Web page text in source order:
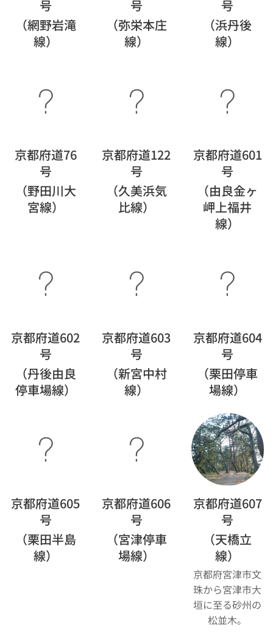
号
（網野岩滝
線）
号
（弥栄本庄
線）
号
（浜丹後
線）
京都府道76
号
（野田川大
宮線）
京都府道122
号
（久美浜気
比線）
京都府道601
号
（由良金ヶ
岬上福井
線）
京都府道602
号
（丹後由良
停車場線）
京都府道603
号
（新宮中村
線）
京都府道604
号
（栗田停車
場線）
京都府道605
号
（栗田半島
線）
京都府道606
号
（宮津停車
場線）
京都府道607
号
（天橋立
線）
京都府宮津市文
珠から宮津市大
垣に至る砂州の
松並木。